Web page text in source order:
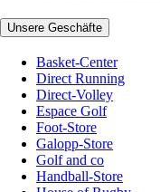
Unsere Geschäfte
Basket-Center
Direct Running
Direct-Volley
Espace Golf
Foot-Store
Galopp-Store
Golf and co
Handball-Store